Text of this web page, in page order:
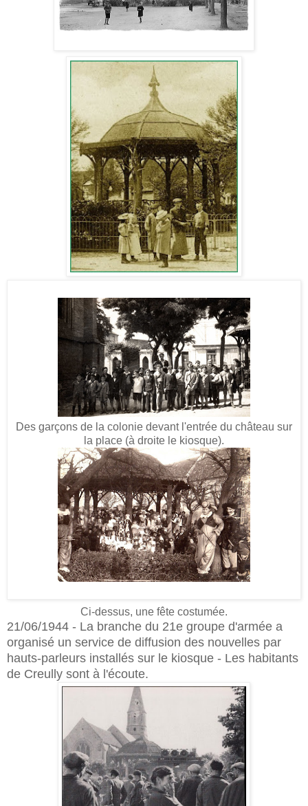
Des garçons de la colonie devant l'entrée du château sur
la place (à droite le kiosque).
Ci-dessus, une fête costumée.
21/06/1944 - La branche du 21e groupe d'armée a
organisé un service de diffusion des nouvelles par
hauts-parleurs installés sur le kiosque - Les habitants
de Creully sont à l'écoute.